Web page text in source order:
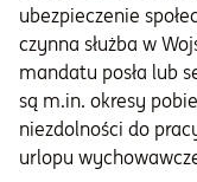
ubezpieczenie
czynna służba w
mandatu posła lub
są m.in. okresy
niezdolności do
urlopu